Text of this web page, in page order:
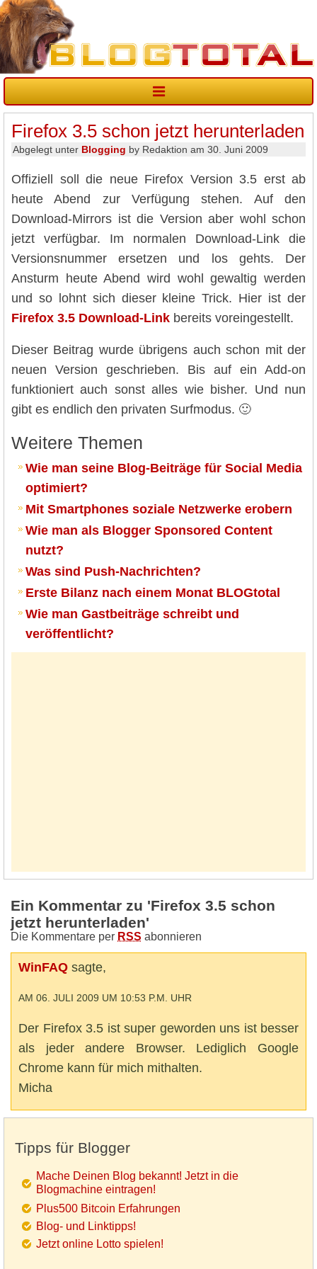
Firefox 3.5 schon jetzt herunterladen
Abgelegt unter Blogging by Redaktion am 30. Juni 2009
Offiziell soll die neue Firefox Version 3.5 erst ab
heute Abend zur Verfügung stehen. Auf den
Download-Mirrors ist die Version aber wohl schon
jetzt verfügbar. Im normalen Download-Link die
Versionsnummer ersetzen und los gehts. Der
Ansturm heute Abend wird wohl gewaltig werden
und so lohnt sich dieser kleine Trick. Hier ist der
Firefox 3.5 Download-Link bereits voreingestellt.
Dieser Beitrag wurde übrigens auch schon mit der
neuen Version geschrieben. Bis auf ein Add-on
funktioniert auch sonst alles wie bisher. Und nun
gibt es endlich den privaten Surfmodus. 🙂
Weitere Themen
Wie man seine Blog-Beiträge für Social Media
optimiert?
Mit Smartphones soziale Netzwerke erobern
Wie man als Blogger Sponsored Content
nutzt?
Was sind Push-Nachrichten?
Erste Bilanz nach einem Monat BLOGtotal
Wie man Gastbeiträge schreibt und
veröffentlicht?
Ein Kommentar zu 'Firefox 3.5 schon
jetzt herunterladen'
Die Kommentare per RSS abonnieren
WinFAQ sagte,
AM 06. JULI 2009 UM 10:53 P.M. UHR
Der Firefox 3.5 ist super geworden uns ist besser
als jeder andere Browser. Lediglich Google
Chrome kann für mich mithalten.
Micha
Tipps für Blogger
Mache Deinen Blog bekannt! Jetzt in die
Blogmachine eintragen!
Plus500 Bitcoin Erfahrungen
Blog- und Linktipps!
Jetzt online Lotto spielen!